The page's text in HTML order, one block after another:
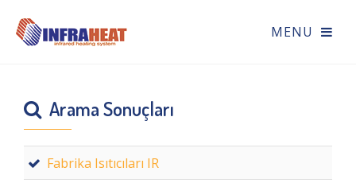
Arama Sonuçları
Fabrika Isıtıcıları IR